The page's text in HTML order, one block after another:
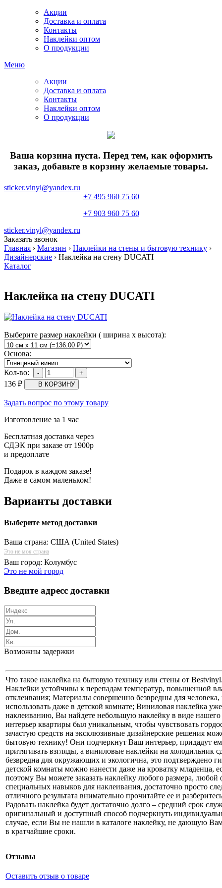
Акции
Доставка и оплата
Контакты
Наклейки оптом
О продукции
Меню
Акции
Доставка и оплата
Контакты
Наклейки оптом
О продукции
Ваша корзина пуста. Перед тем, как оформить
заказ, добавьте в корзину желаемые товары.
sticker.vinyl@yandex.ru
+7 495 960 75 60
+7 903 960 75 60
sticker.vinyl@yandex.ru
Заказать звонок
Главная › Магазин › Наклейки на стены и бытовую технику ›
Дизайнерские › Наклейка на стену DUCATI
Каталог
Наклейка на стену DUCATI
Выберите размер наклейки ( ширина х высота):
Основа:
Кол-во:
136 ₽
Задать вопрос по этому товару
Изготовление за 1 час
Бесплатная доставка через
СДЭК при заказе от 1900р
и предоплате
Подарок в каждом заказе!
Даже в самом маленьком!
Варианты доставки
Выберите метод доставки
Ваша страна: США (United States)
Это не моя страна
Ваш город: Колумбус
Это не мой город
Введите адресс доставки
Возможны задержки
Что такое наклейка на бытовую технику или стены от
Наклейки устойчивы к перепадам температур, повышенной
отклеивания; Материалы совершенно безвредны для
использовать даже в детской комнате; Виниловая наклейка
наклеиванию, Вы найдете небольшую наклейку в виде нашего
интерьер квартиры был уникальным, чтобы чувствовать
зачастую средств на эксклюзивные дизайнерские решения
бытовую технику! Они подчеркнут Ваш интерьер, придадут
притягивать взгляды, а виниловые наклейки на
безвредна для окружающих и экологична, это подтверждено
детской комнаты можно нанести даже на кроватку младенца,
поэтому Вы можете заказать наклейку любого размера,
специальных навыков для наклеивания, достаточно просто
отличного результата внимательно прочитайте ее и
Радовать наклейка будет достаточно долго – средний срок
оригинальный и доступный способ подчеркнуть
случае, если Вы не нашли в каталоге наклейку, не дающую
в кратчайшие сроки.
Отзывы
Оставить отзыв о товаре